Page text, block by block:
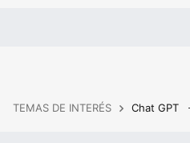
TEMAS DE INTERÉS Chat GPT